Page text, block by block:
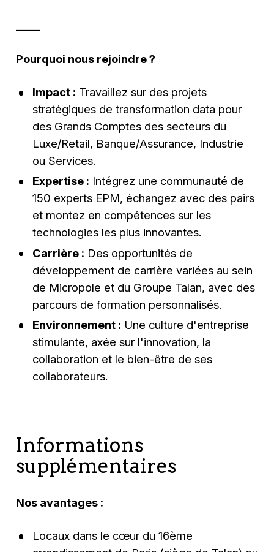
Pourquoi nous rejoindre ?
Impact : Travaillez sur des projets
stratégiques de transformation data pour
des Grands Comptes des secteurs du
Luxe/Retail, Banque/Assurance, Industrie
ou Services.
Expertise : Intégrez une communauté de
150 experts EPM, échangez avec des pairs
et montez en compétences sur les
technologies les plus innovantes.
Carrière : Des opportunités de
développement de carrière variées au sein
de Micropole et du Groupe Talan, avec des
parcours de formation personnalisés.
Environnement : Une culture d'entreprise
stimulante, axée sur l'innovation, la
collaboration et le bien-être de ses
collaborateurs.
Informations
supplémentaires
Nos avantages :
Locaux dans le cœur du 16ème